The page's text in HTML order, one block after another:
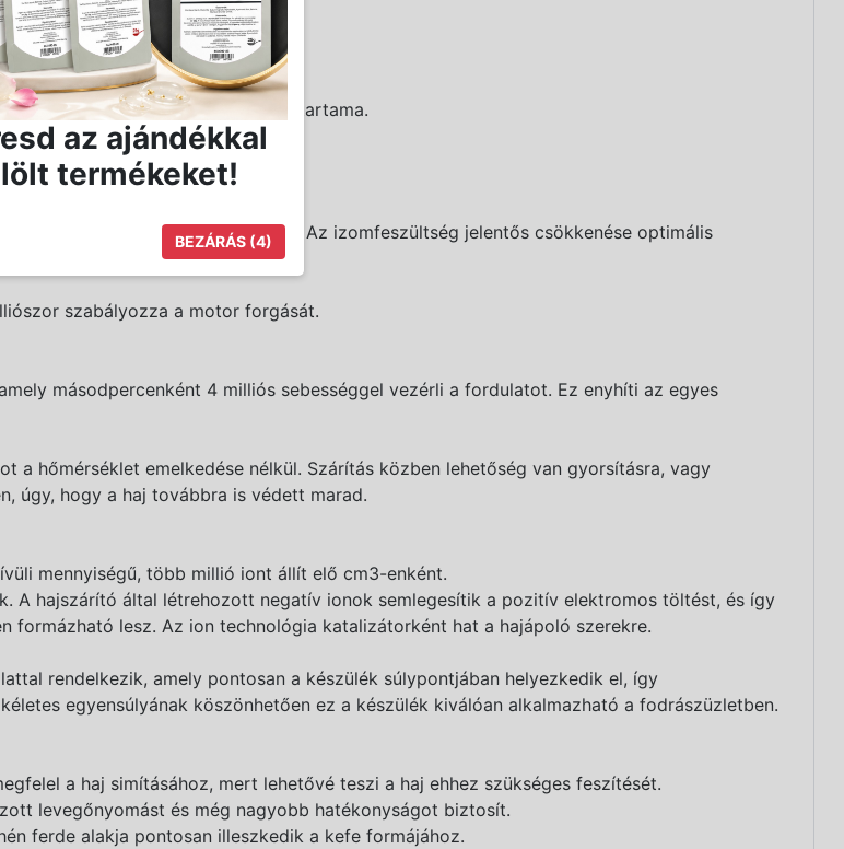
mint az AC-motorok élettartama.
a rezgés jelentősen csökken. Az izomfeszültség jelentős csökkenése optimális
szabályozza a motor forgását.
másodpercenként 4 milliós sebességgel vezérli a fordulatot. Ez enyhíti az egyes
a hőmérséklet emelkedése nélkül. Szárítás közben lehetőség van gyorsításra, vagy
úgy, hogy a haj továbbra is védett marad.
mennyiségű, több millió iont állít elő cm3-enként.
A hajszárító által létrehozott negatív ionok semlegesítik a pozitív elektromos töltést, és így
formázható lesz. Az ion technológia katalizátorként hat a hajápoló szerekre.
rendelkezik, amely pontosan a készülék súlypontjában helyezkedik el, így
egyensúlyának köszönhetően ez a készülék kiválóan alkalmazható a fodrászüzletben.
a haj simításához, mert lehetővé teszi a haj ehhez szükséges feszítését.
levegőnyomást és még nagyobb hatékonyságot biztosít.
ferde alakja pontosan illeszkedik a kefe formájához.
az ajándékkal
termékeket!
BEZÁRÁS (3)